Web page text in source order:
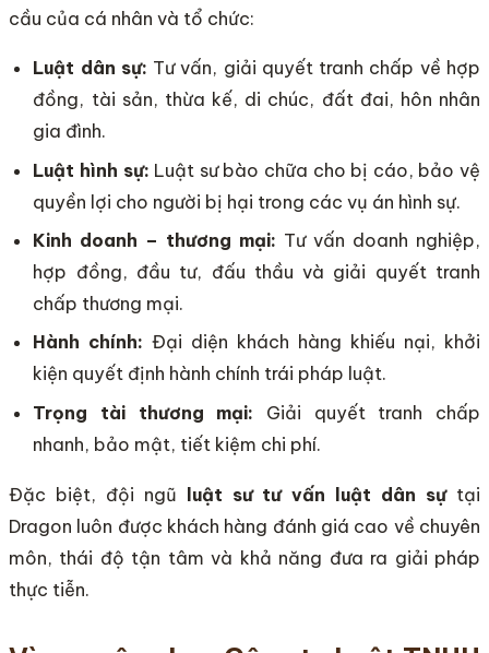
cầu của cá nhân và tổ chức:
Luật dân sự: Tư vấn, giải quyết tranh chấp về hợp
đồng, tài sản, thừa kế, di chúc, đất đai, hôn nhân
gia đình.
Luật hình sự: Luật sư bào chữa cho bị cáo, bảo vệ
quyền lợi cho người bị hại trong các vụ án hình sự.
Kinh doanh – thương mại: Tư vấn doanh nghiệp,
hợp đồng, đầu tư, đấu thầu và giải quyết tranh
chấp thương mại.
Hành chính: Đại diện khách hàng khiếu nại, khởi
kiện quyết định hành chính trái pháp luật.
Trọng tài thương mại: Giải quyết tranh chấp
nhanh, bảo mật, tiết kiệm chi phí.
Đặc biệt, đội ngũ luật sư tư vấn luật dân sựtại
Dragon luôn được khách hàng đánh giá cao về chuyên
môn, thái độ tận tâm và khả năng đưa ra giải pháp
thực tiễn.